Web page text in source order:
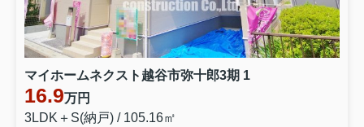
マイホームネクスト越谷市弥十郎3期 1
16.9万円
3LDK＋S(納戸) / 105.16㎡